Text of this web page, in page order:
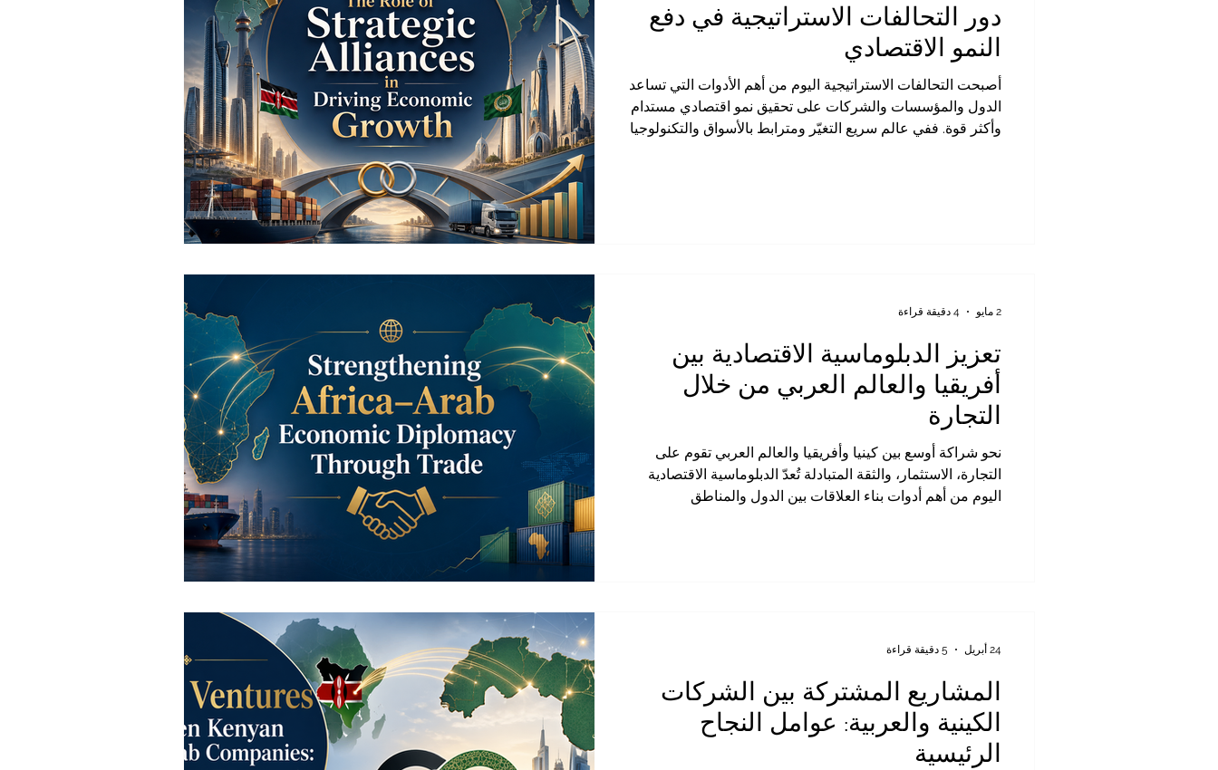
دور التحالفات الاستراتيجية في دفع
النمو الاقتصادي
أصبحت التحالفات الاستراتيجية اليوم من أهم الأدوات التي تساعد
الدول والمؤسسات والشركات على تحقيق نمو اقتصادي مستدام
وأكثر قوة. ففي عالم سريع التغيّر ومترابط بالأسواق والتكنولوجيا
تعزيز الدبلوماسية الاقتصادية بين
أفريقيا والعالم العربي من خلال
التجارة
نحو شراكة أوسع بين كينيا وأفريقيا والعالم العربي تقوم على
التجارة، الاستثمار، والثقة المتبادلة تُعدّ الدبلوماسية الاقتصادية
اليوم من أهم أدوات بناء العلاقات بين الدول والمناطق
2 مايو 4 دقيقة قراءة
المشاريع المشتركة بين الشركات
الكينية والعربية: عوامل النجاح
الرئيسية
24 أبريل 5 دقيقة قراءة